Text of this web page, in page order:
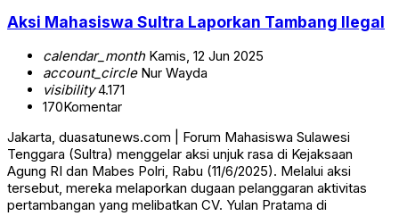
Aksi Mahasiswa Sultra Laporkan Tambang Ilegal
calendar_monthKamis, 12 Jun 2025
account_circleNur Wayda
visibility4.171
170Komentar
Jakarta, duasatunews.com | Forum Mahasiswa Sulawesi
Tenggara (Sultra) menggelar aksi unjuk rasa di Kejaksaan
Agung RI dan Mabes Polri, Rabu (11/6/2025). Melalui aksi
tersebut, mereka melaporkan dugaan pelanggaran aktivitas
pertambangan yang melibatkan CV. Yulan Pratama di